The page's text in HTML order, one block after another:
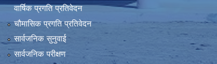
वार्षिक प्रगति प्रतिवेदन
चौमासिक प्रगति प्रतिवेदन
सार्वजनिक सुनुवाई
सार्वजनिक परीक्षण